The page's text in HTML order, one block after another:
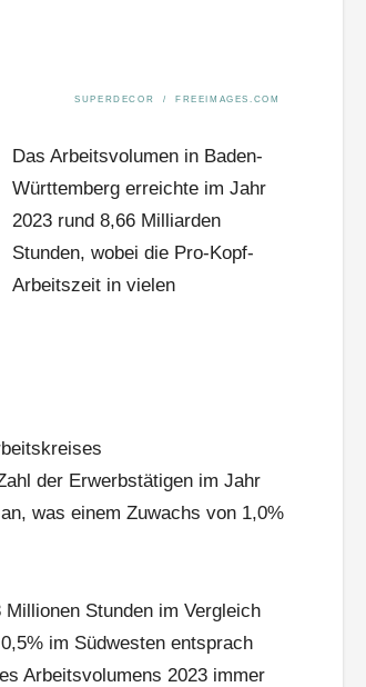
SUPERDECOR / FREEIMAGES.COM
Das Arbeitsvolumen in Baden-
Württemberg erreichte im Jahr
2023 rund 8,66 Milliarden
Stunden, wobei die Pro-Kopf-
Arbeitszeit in vielen
der Erwerbstätigen im Jahr
was einem Zuwachs von 1,0%
Stunden im Vergleich
im Südwesten entsprach
Arbeitsvolumens 2023 immer